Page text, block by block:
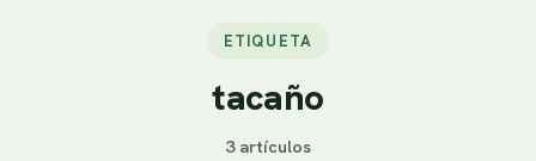
ETIQUETA
tacaño
3 artículos